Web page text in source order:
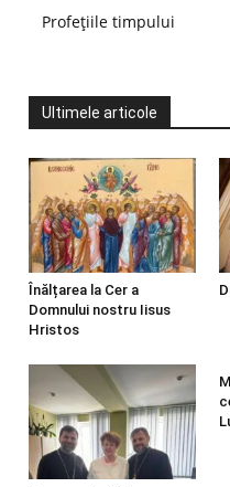
Profețiile timpului
Ultimele articole
Înălțarea la Cer a
Domnului nostru Iisus
Hristos